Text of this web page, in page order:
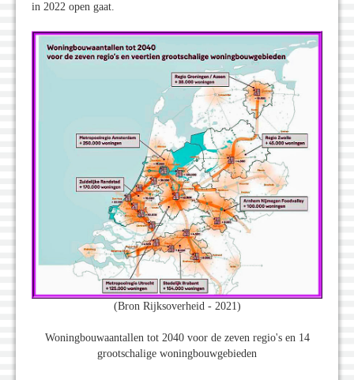
in 2022 open gaat.
(Bron Rijksoverheid - 2021)
Woningbouwaantallen tot 2040 voor de zeven regio's en 14
grootschalige woningbouwgebieden